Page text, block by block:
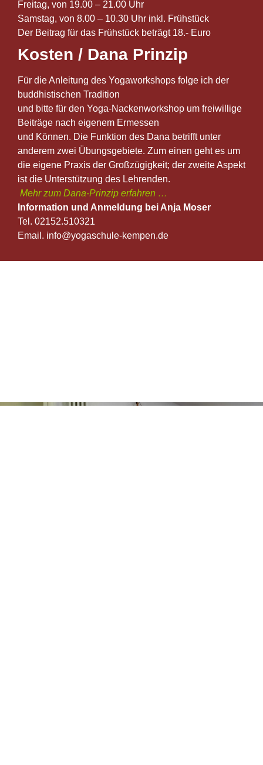
Freitag, von 19.00 – 21.00 Uhr
Samstag, von 8.00 – 10.30 Uhr inkl. Frühstück
Der Beitrag für das Frühstück beträgt 18.- Euro
Kosten / Dana Prinzip
Für die Anleitung des Yogaworkshops folge ich der
buddhistischen Tradition
und bitte für den Yoga-Nackenworkshop um freiwillige
Beiträge nach eigenem Ermessen
und Können. Die Funktion des Dana betrifft unter
anderem zwei Übungsgebiete. Zum einen geht es um
die eigene Praxis der Großzügigkeit; der zweite Aspekt
ist die Unterstützung des Lehrenden.
Mehr zum Dana-Prinzip erfahren …
Information und Anmeldung bei Anja Moser
Tel. 02152.510321
Email. info@yogaschule-kempen.de